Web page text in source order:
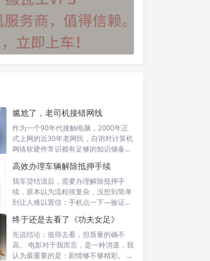
尴尬了，老司机接错网线
作为一个90年代接触电脑，2000年正
式上网的近30年老网民，自诩对计算机
网络软硬件常识都有足够的知识储备，
高效办理车辆解除抵押手续
我车贷结清后，需要办理解除抵押手
续，原本以为流程很复杂，没想到简单
到让人难以置信：手机点一下—验证头
终于还是去看了《功夫女足》
先说结论：值得去看，但质量的确不
高。 电影对于我而言，是一种消遣，我
认为最重要的是：剧情够不够精彩。 比